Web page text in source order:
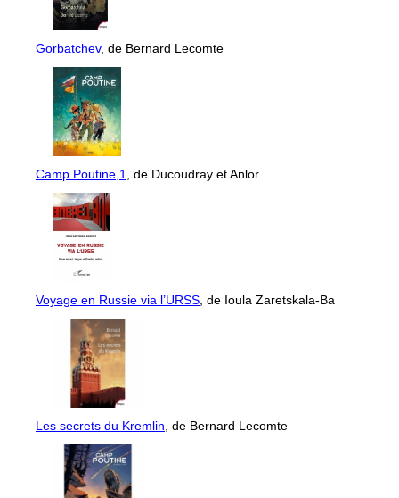
Gorbatchev, de Bernard Lecomte
Camp Poutine,1, de Ducoudray et Anlor
Voyage en Russie via l’URSS, de Ioula Zaretskala-Ba
Les secrets du Kremlin, de Bernard Lecomte